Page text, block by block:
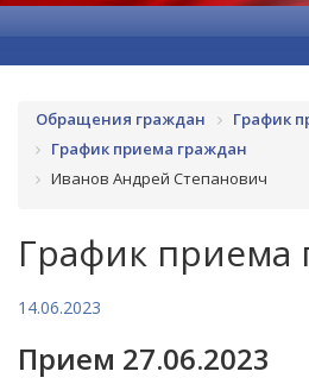
Обращения граждан
График
График приема граждан
Иванов Андрей Степанович
График приема
14.06.2023
Прием 27.06.2023